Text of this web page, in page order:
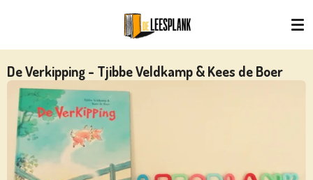
naar
de
hoofdinhoud
De Verkipping - Tjibbe Veldkamp & Kees de Boer